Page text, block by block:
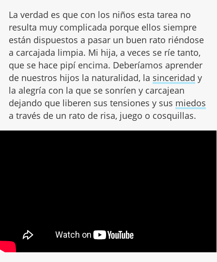
La verdad es que con los niños esta tarea no
resulta muy complicada porque ellos siempre
están dispuestos a pasar un buen rato riéndose
a carcajada limpia. Mi hija, a veces se ríe tanto,
que se hace pipí encima. Deberíamos aprender
de nuestros hijos la naturalidad, la sinceridad y
la alegría con la que se sonríen y carcajean
dejando que liberen sus tensiones y sus miedos
a través de un rato de risa, juego o cosquillas.